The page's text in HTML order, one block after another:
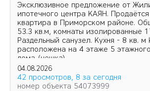
Эксклюзивное предложение от
ипотечного центра КАЯН.
квартира в Приморском районе.
53.3 кв.м, комнаты изолированные
Раздельный санузел. Кухня - 8 кв. м
расположена на 4 этаже 5
дома (чешка).
04.08.2026
42 просмотров, 8 за сегодня
номер объекта 54073999